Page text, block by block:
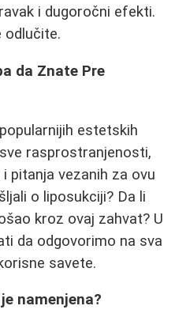
i dugoročni efekti.
odlučite.
da Znate Pre
estetskih
rasprostranjenosti,
pitanja vezanih za ovu
o liposukciji? Da li
kroz ovaj zahvat? U
da odgovorimo na sva
savete.
namenjena?